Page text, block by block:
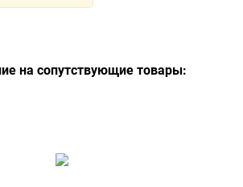
на сопутствующие товары: